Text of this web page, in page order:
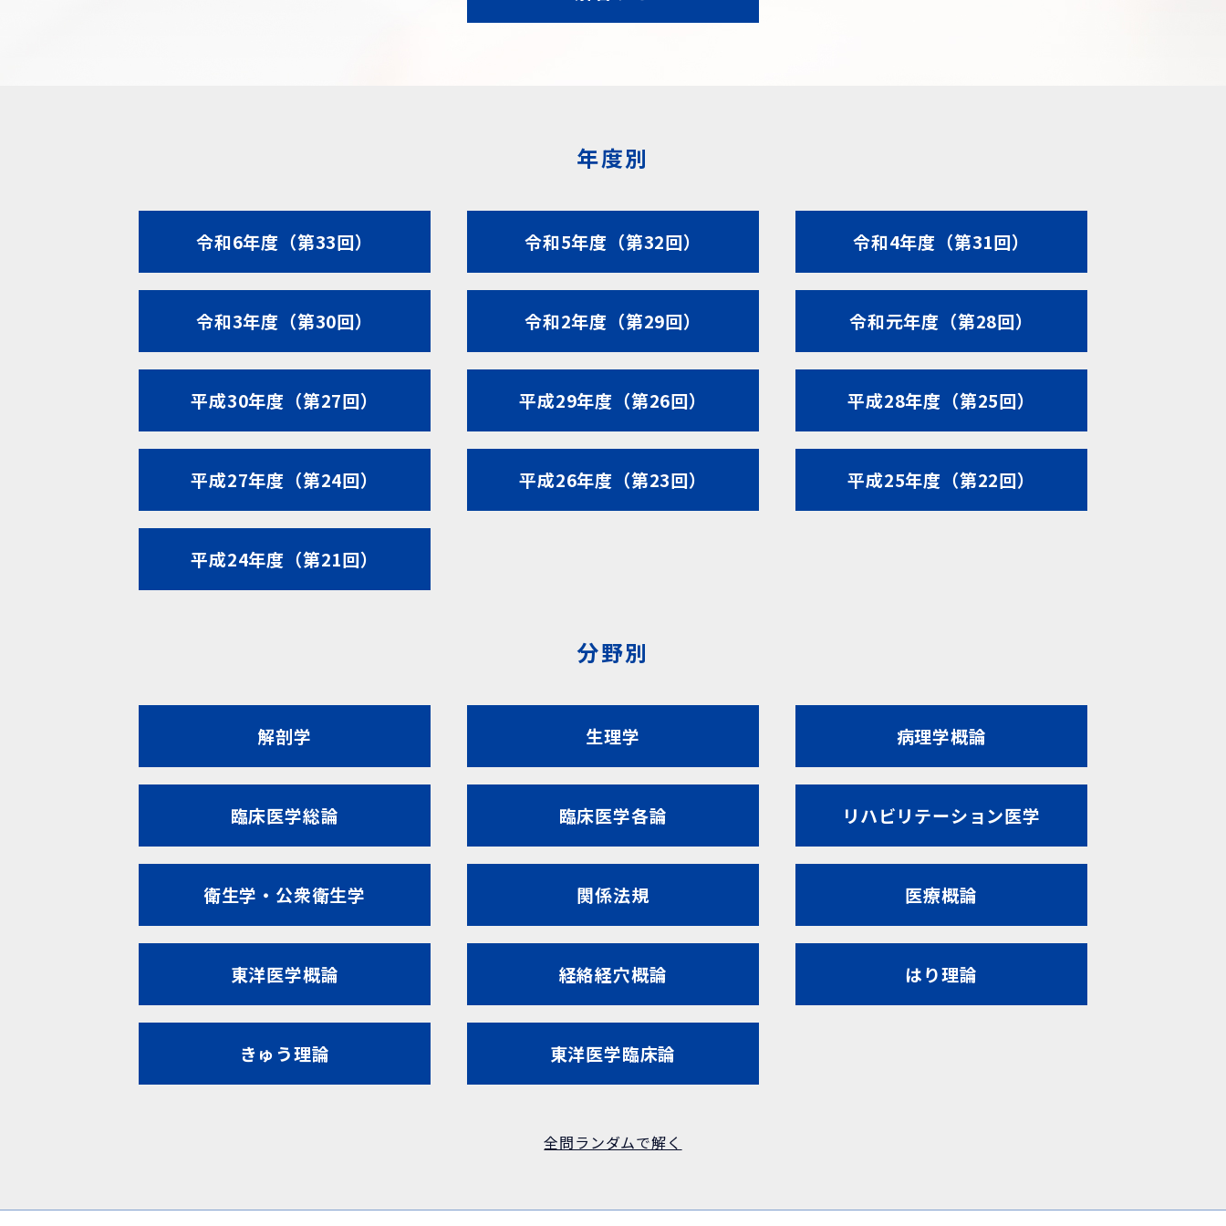
年度別
令和6年度（第33回） 令和5年度（第32回） 令和4年度（第31回）
令和3年度（第30回） 令和2年度（第29回） 令和元年度（第28回）
平成30年度（第27回） 平成29年度（第26回） 平成28年度（第25回）
平成27年度（第24回） 平成26年度（第23回） 平成25年度（第22回）
平成24年度（第21回）
分野別
解剖学 生理学 病理学概論
臨床医学総論 臨床医学各論 リハビリテーション医学
衛生学・公衆衛生学 関係法規 医療概論
東洋医学概論 経絡経穴概論 はり理論
きゅう理論 東洋医学臨床論
全問ランダムで解く